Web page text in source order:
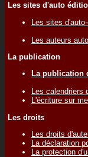
Les sites d'auto
Les sites
Les auteurs
La publication
La publication
Les calendriers
L'écriture sur
Les droits
Les droits
La déclaration
La protection